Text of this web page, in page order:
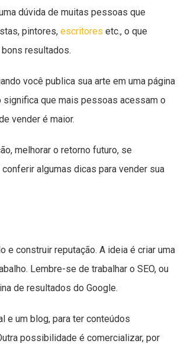
dúvida de muitas pessoas que
pintores, escritores etc., o que
resultados.
você publica sua arte em uma página
que mais pessoas acessam o
vender é maior.
melhorar o retorno futuro, se
algumas dicas para vender sua
construir reputação. A ideia é criar uma
Lembre-se de trabalhar o SEO, ou
de resultados do Google.
e um blog, para ter conteúdos
possibilidade é comercializar, por